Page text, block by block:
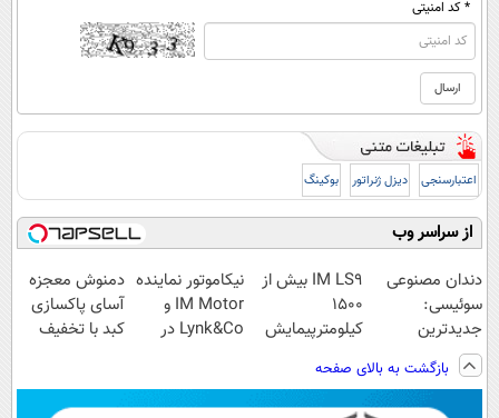
* کد امنیتی
اعتبارسنجی دیزل ژنراتور بوکینگ
از سراسر وب
دندان مصنوعی
سوئیسی:
جدیدترین
فناوری اروپا،
سبک و مقاوم |
پرداخت قسطی
IM LS9 بیش از
1500
کیلومترپیمایش
نیکاموتور نماینده
IM Motor و
Lynk&Co در
دمنوش معجزه
آسای پاکسازی
کبد با تخفیف
بازگشت به بالای صفحه